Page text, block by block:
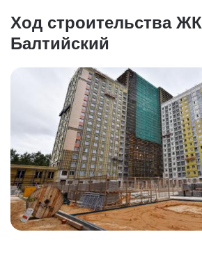
Ход строительства ЖК
Балтийский